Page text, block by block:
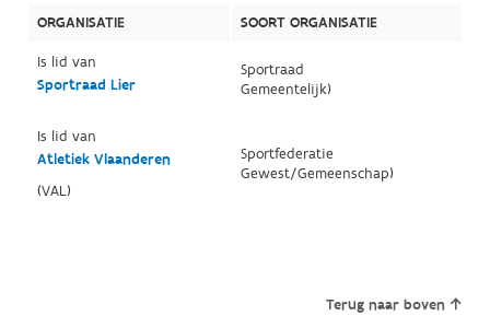
ORGANISATIE
SOORT ORGANISATIE
Is lid van
Sportraad Lier
Sportraad
Gemeentelijk)
Is lid van
Atletiek Vlaanderen
(VAL)
Sportfederatie
Gewest/Gemeenschap)
Terug naar boven